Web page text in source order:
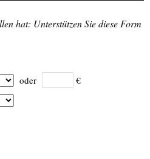
hat: Unterstützen Sie diese Form
oder €